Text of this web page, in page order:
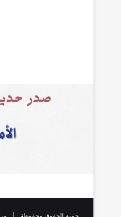
جميع الحقوق محفوظة |